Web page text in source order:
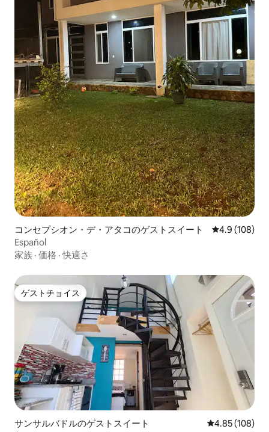
コンセプシオン・デ・アタコのゲストスイート レビュー108
4.9 (108)
Español
家族 · 価格 ·快適さ
ゲストチョイス
ゲストチョイス
サンサルバドルのゲストスイート レビュー108
4.85 (108)